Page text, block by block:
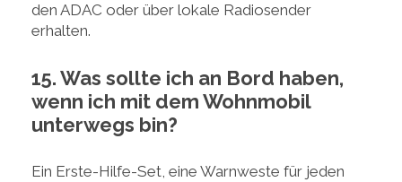
den ADAC oder über lokale Radiosender
erhalten.
15. Was sollte ich an Bord haben,
wenn ich mit dem Wohnmobil
unterwegs bin?
Ein Erste-Hilfe-Set, eine Warnweste für jeden